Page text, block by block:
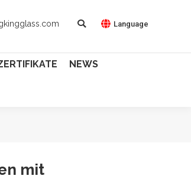
Language
NEWS
mit